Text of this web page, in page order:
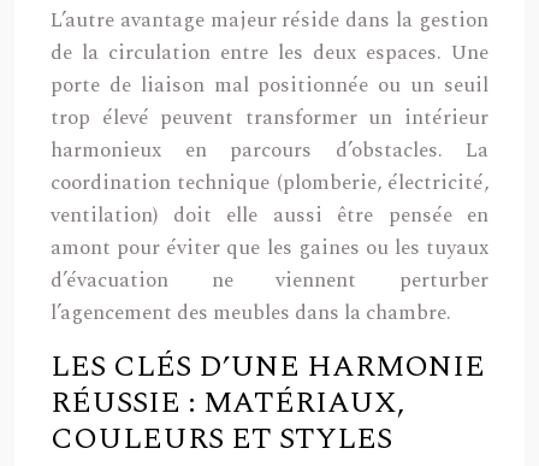
L’autre avantage majeur réside dans la gestion
de la circulation entre les deux espaces. Une
porte de liaison mal positionnée ou un seuil
trop élevé peuvent transformer un intérieur
harmonieux en parcours d’obstacles. La
coordination technique (plomberie, électricité,
ventilation) doit elle aussi être pensée en
amont pour éviter que les gaines ou les tuyaux
d’évacuation ne viennent perturber
l’agencement des meubles dans la chambre.
LES CLÉS D’UNE HARMONIE
RÉUSSIE : MATÉRIAUX,
COULEURS ET STYLES